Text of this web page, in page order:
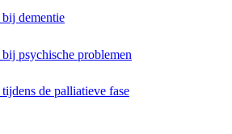
dementie
psychische problemen
de palliatieve fase